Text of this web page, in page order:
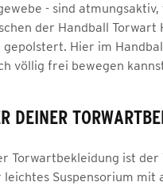
- sind
der Handball Torwart
gepolstert. Hier im
völlig frei bewegen
DEINER
Torwartbekleidung ist
Suspensorium